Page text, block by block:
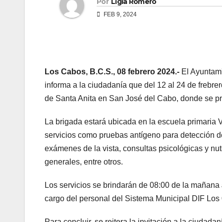
FEB 9, 2024
Los Cabos, B.C.S., 08 febrero 2024.- El
informa a la ciudadanía que del 12 al 24 de
de Santa Anita en San José del Cabo, donde se
La brigada estará ubicada en la escuela primaria
servicios como pruebas antígeno para detección
exámenes de la vista, consultas psicológicas y
generales, entre otros.
Los servicios se brindarán de 08:00 de la
cargo del personal del Sistema Municipal DIF Los